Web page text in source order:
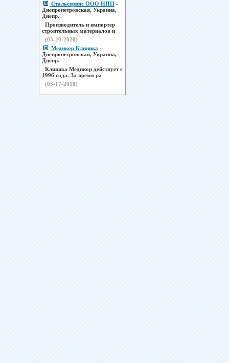
Стальсервис ООО НПП -
Днепропетровская, Украина,
Днепр.
Производитель и импортер
строительных материалов и
(03-20-2020)
Медикор Клиника -
Днепропетровская, Украина,
Днепр.
Клиника Медикор действует с
1996 года. За время ра
(03-17-2018)